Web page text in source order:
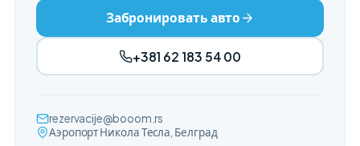
Забронировать авто
+381 62 183 54 00
rezervacije@booom.rs
Аэропорт Никола Тесла, Белград